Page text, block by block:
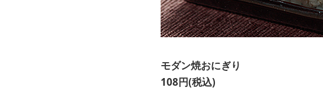
モダン焼おにぎり
108円(税込)